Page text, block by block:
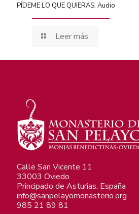
PÍDEME LO QUE QUIERAS. Audio
Leer más
Calle San Vicente 11
33003 Oviedo
Principado de Asturias. España
info@sanpelayomonasterio.org
985 21 89 81